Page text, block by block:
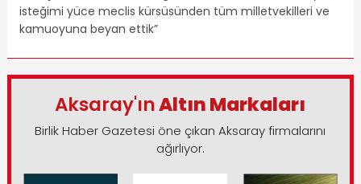
isteğimi yüce meclis kürsüsünden tüm milletvekilleri ve
kamuoyuna beyan ettik”
Aksaray'ınAltın Markaları
Birlik Haber Gazetesi öne çıkan Aksaray firmalarını
ağırlıyor.